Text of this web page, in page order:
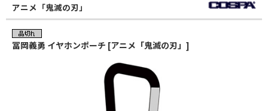
アニメ「鬼滅の刃」
冨岡義勇 イヤホンポーチ [アニメ「鬼滅の刃」]